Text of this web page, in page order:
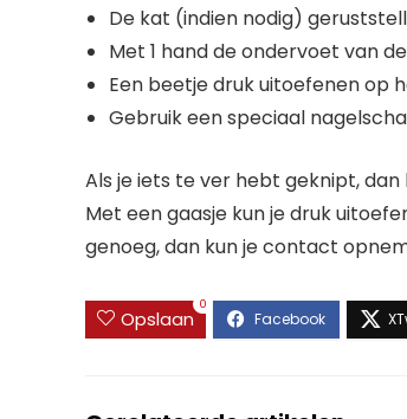
De kat (indien nodig)
Met 1 hand de ondervoet van
Een beetje druk uitoefenen op
Gebruik een speciaal
Als je iets te ver hebt geknipt,
Met een gaasje kun je druk
genoeg, dan kun je contact
Opslaan
0